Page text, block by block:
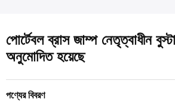
পোর্টেবল ব্রাস জাম্প নেতৃত্বাধীন
অনুমোদিত হয়েছে
পণ্যের বিবরণ